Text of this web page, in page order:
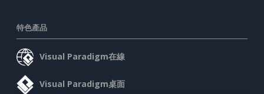
特色產品
Visual Paradigm在線
Visual Paradigm桌面